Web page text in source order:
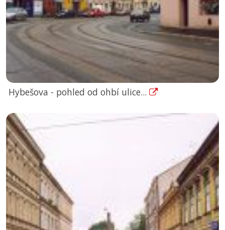
Hybešova - pohled od ohbí ulice...